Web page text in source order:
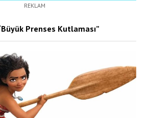
REKLAM
Prenses Kutlaması”